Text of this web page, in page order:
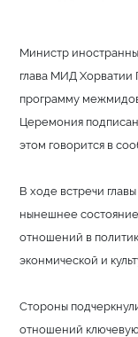
Министр
глава МИД Хорватии
программу
Церемония
этом говорится в
В ходе встречи
нынешнее
отношений в
эконмической и
Стороны
отношений